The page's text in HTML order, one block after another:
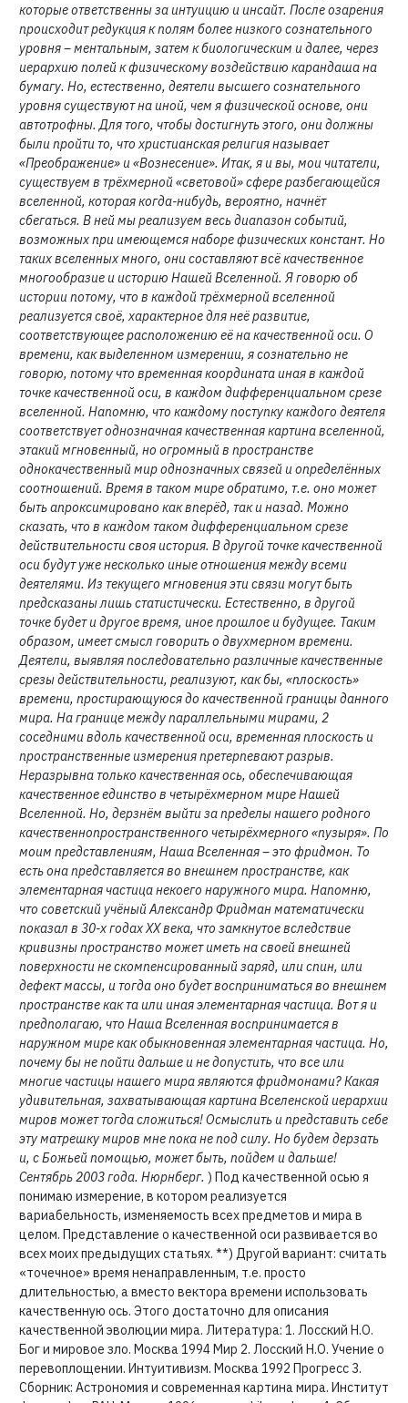
которые ответственны за интуицию и инсайт. После озарения
происходит редукция к полям более низкого сознательного
уровня – ментальным, затем к биологическим и далее, через
иерархию полей к физическому воздействию карандаша на
бумагу. Но, естественно, деятели высшего сознательного
уровня существуют на иной, чем я физической основе, они
автотрофны. Для того, чтобы достигнуть этого, они должны
были пройти то, что христианская религия называет
«Преображение» и «Вознесение». Итак, я и вы, мои читатели,
существуем в трёхмерной «световой» сфере разбегающейся
вселенной, которая когда-нибудь, вероятно, начнёт
сбегаться. В ней мы реализуем весь диапазон событий,
возможных при имеющемся наборе физических констант. Но
таких вселенных много, они составляют всё качественное
многообразие и историю Нашей Вселенной. Я говорю об
истории потому, что в каждой трёхмерной вселенной
реализуется своё, характерное для неё развитие,
соответствующее расположению её на качественной оси. О
времени, как выделенном измерении, я сознательно не
говорю, потому что временная координата иная в каждой
точке качественной оси, в каждом дифференциальном срезе
вселенной. Напомню, что каждому поступку каждого деятеля
соответствует однозначная качественная картина вселенной,
этакий мгновенный, но огромный в пространстве
однокачественный мир однозначных связей и определённых
соотношений. Время в таком мире обратимо, т.е. оно может
быть апроксимировано как вперёд, так и назад. Можно
сказать, что в каждом таком дифференциальном срезе
действительности своя история. В другой точке качественной
оси будут уже несколько иные отношения между всеми
деятелями. Из текущего мгновения эти связи могут быть
предсказаны лишь статистически. Естественно, в другой
точке будет и другое время, иное прошлое и будущее. Таким
образом, имеет смысл говорить о двухмерном времени.
Деятели, выявляя последовательно различные качественные
срезы действительности, реализуют, как бы, «плоскость»
времени, простирающуюся до качественной границы данного
мира. На границе между параллельными мирами, 2
соседними вдоль качественной оси, временная плоскость и
пространственные измерения претерпевают разрыв.
Неразрывна только качественная ось, обеспечивающая
качественное единство в четырёхмерном мире Нашей
Вселенной. Но, дерзнём выйти за пределы нашего родного
качественнопространственного четырёхмерного «пузыря». По
моим представлениям, Наша Вселенная – это фридмон. То
есть она представляется во внешнем пространстве, как
элементарная частица некоего наружного мира. Напомню,
что советский учёный Александр Фридман математически
показал в 30-х годах ХХ века, что замкнутое вследствие
кривизны пространство может иметь на своей внешней
поверхности не скомпенсированный заряд, или спин, или
дефект массы, и тогда оно будет восприниматься во внешнем
пространстве как та или иная элементарная частица. Вот я и
предполагаю, что Наша Вселенная воспринимается в
наружном мире как обыкновенная элементарная частица. Но,
почему бы не пойти дальше и не допустить, что все или
многие частицы нашего мира являются фридмонами? Какая
удивительная, захватывающая картина Вселенской иерархии
миров может тогда сложиться! Осмыслить и представить себе
эту матрешку миров мне пока не под силу. Но будем дерзать
и, с Божьей помощью, может быть, пойдем и дальше!
Сентябрь 2003 года. Нюрнберг. ) Под качественной осью я
понимаю измерение, в котором реализуется
вариабельность, изменяемость всех предметов и мира в
целом. Представление о качественной оси развивается во
всех моих предыдущих статьях. **) Другой вариант: считать
«точечное» время ненаправленным, т.е. просто
длительностью, а вместо вектора времени использовать
качественную ось. Этого достаточно для описания
качественной эволюции мира. Литература: 1. Лосский Н.О.
Бог и мировое зло. Москва 1994 Мир 2. Лосский Н.О. Учение о
перевоплощении. Интуитивизм. Москва 1992 Прогресс 3.
Сборник: Астрономия и современная картина мира. Институт